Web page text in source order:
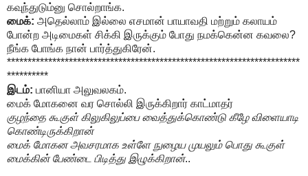
கவுந்துடும்னு சொல்றாங்க.
மைக்: அதெல்லாம் இல்லை எசமான் பாயாவதி மற்றும் கலாயம்
போன்ற அடிமைகள் சிக்கி இருக்கும் போது நமக்கென்ன கவலை?
நீங்க போங்க நான் பார்த்துகிரேன்.
***********************************************************************
**********
இடம்: பானியா அலுவலகம்.
மைக் மோகனை வர சொல்லி இருக்கிறார் காட்மாதர்
குழந்தை கூகுள் கிலுகிலுப்பை வைத்துக்கொண்டு கீழே விளையாடி
கொண்டிருக்கிறான்
மைக் மோகன அவசரமாக உள்ளே நுழைய முயலும் பொது கூகுள்
மைக்கின் பேண்டை பிடித்து இழுக்கிறான்..